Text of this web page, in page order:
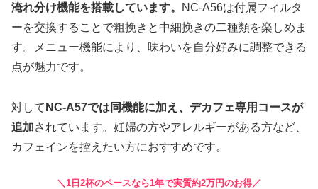
淹れ分け機能を搭載しています。
NC-A56は付属フィルタ
ーを交換することで粗挽きと中細挽きの二種類を楽しめま
す。メニュー機能により、味わいを自分好みに調整できる
点が魅力です。
対して NC-A57では同機能に加え、デカフェ専用コースが
追加されています。妊婦の方やアレルギーがある方など、
カフェインを控えたい方におすすめです。
＼1日2杯のペースなら1年で実質約2万円のお得／